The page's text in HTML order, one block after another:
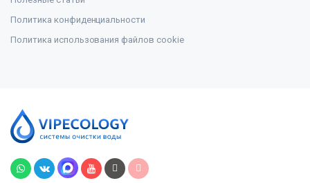
Политика конфиденциальности
Политика использования файлов cookie